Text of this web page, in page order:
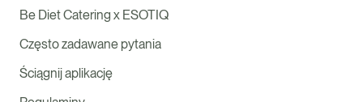
Be Diet Catering x ESOTIQ
Często zadawane pytania
Ściągnij aplikację